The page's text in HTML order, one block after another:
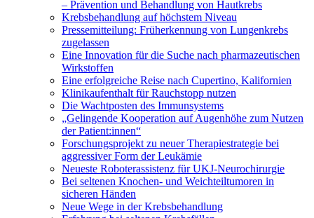
– Prävention und Behandlung von Hautkrebs
Krebsbehandlung auf höchstem Niveau
Pressemitteilung: Früherkennung von Lungenkrebs
zugelassen
Eine Innovation für die Suche nach pharmazeutischen
Wirkstoffen
Eine erfolgreiche Reise nach Cupertino, Kalifornien
Klinikaufenthalt für Rauchstopp nutzen
Die Wachtposten des Immunsystems
„Gelingende Kooperation auf Augenhöhe zum Nutzen
der Patient:innen“
Forschungsprojekt zu neuer Therapiestrategie bei
aggressiver Form der Leukämie
Neueste Roboterassistenz für UKJ-Neurochirurgie
Bei seltenen Knochen- und Weichteiltumoren in
sicheren Händen
Neue Wege in der Krebsbehandlung